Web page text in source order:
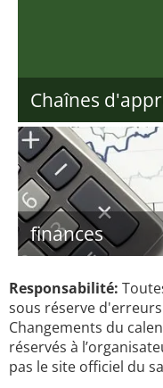
Chaînes
finances
Responsabilité:
sous réserve
Changements du
réservés à
pas le site officiel du